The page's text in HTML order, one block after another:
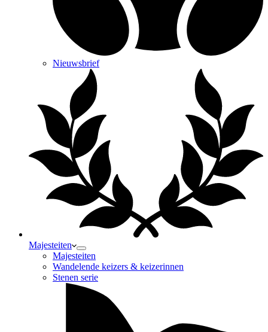
Nieuwsbrief
Majesteiten
Majesteiten
Wandelende keizers & keizerinnen
Stenen serie